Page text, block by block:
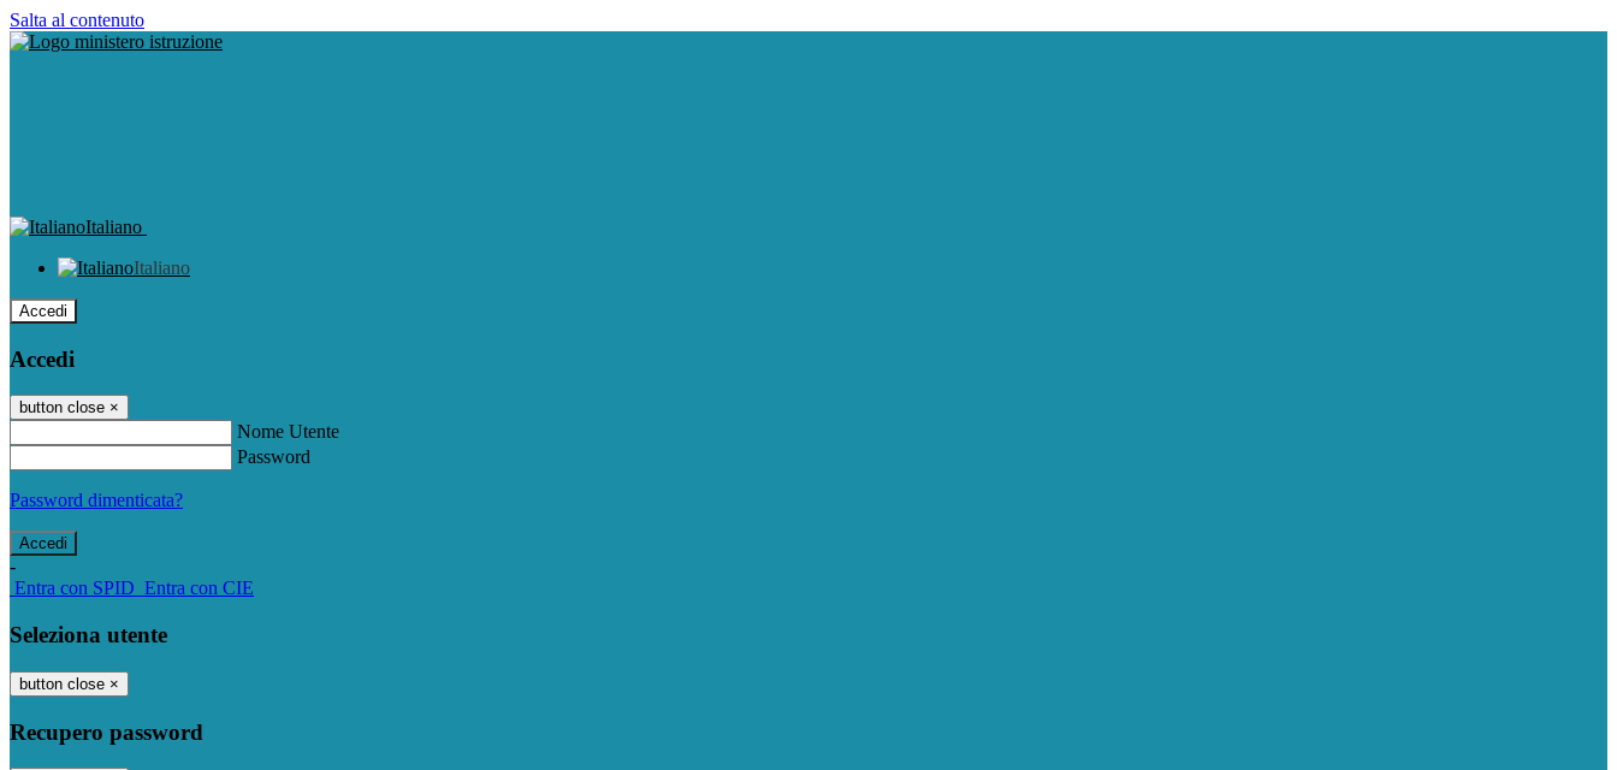
Salta al contenuto
Italiano
Italiano
Accedi
Accedi
button close ×
Nome Utente
Password
Password dimenticata?
-
Entra con SPID Entra con CIE
Seleziona utente
button close ×
Recupero password